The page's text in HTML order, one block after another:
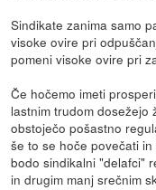
Sindikate zanima samo
visoke ovire pri
pomeni visoke ovire pri
Če hočemo imeti
lastnim trudom dosežejo
obstoječo pošastno
še to se hoče povečati
bodo sindikalni "delafci"
in drugim manj srečnim